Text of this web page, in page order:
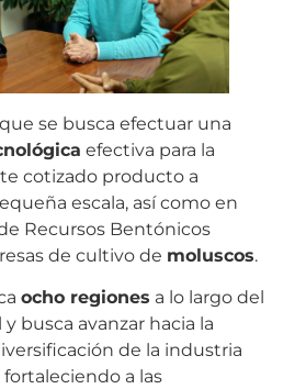
se busca efectuar una
efectiva para la
cotizado producto a
escala, así como en
Recursos Bentónicos
de cultivo de moluscos.
ocho regiones a lo largo del
busca avanzar hacia la
de la industria
a las